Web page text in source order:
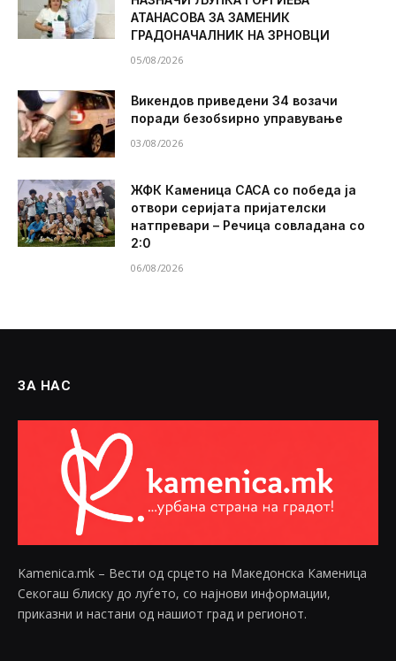
АТАНАСОВА ЗА ЗАМЕНИК
ГРАДОНАЧАЛНИК НА ЗРНОВЦИ
05/08/2026
Викендов приведени 34 возачи
поради безобѕирно управување
03/08/2026
ЖФК Каменица САСА со победа ја
отвори серијата пријателски
натпревари – Речица совладана со
2:0
06/08/2026
ЗА НАС
Kamenica.mk – Вести од срцето на Македонска Каменица
Секогаш блиску до луѓето, со најнови информации,
приказни и настани од нашиот град и регионот.